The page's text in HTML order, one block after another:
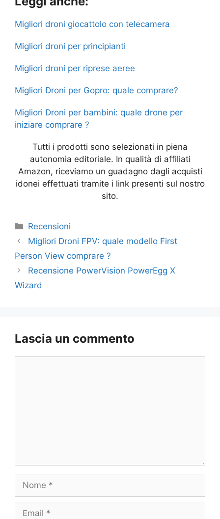
c
e
b
o
o
k
itt
er
at
s
p
p
s
e
n
g
er
p gr e
Migliori droni giocattolo con telecamera
Migliori droni per principianti
Migliori droni per riprese aeree
Migliori Droni per Gopro: quale comprare?
Migliori Droni per bambini: quale drone per
iniziare comprare ?
Tutti i prodotti sono selezionati in piena
autonomia editoriale. In qualità di affiliati
Amazon, riceviamo un guadagno dagli acquisti
idonei effettuati tramite i link presenti sul nostro
sito.
Categorie
Recensioni
Migliori Droni FPV: quale modello First
Person View comprare ?
Recensione PowerVision PowerEgg X
Wizard
Lascia un commento